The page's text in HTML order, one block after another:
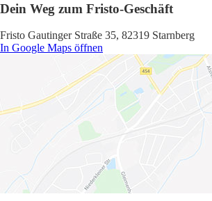
Dein Weg zum Fristo-Geschäft
Fristo Gautinger Straße 35, 82319 Starnberg
In Google Maps öffnen